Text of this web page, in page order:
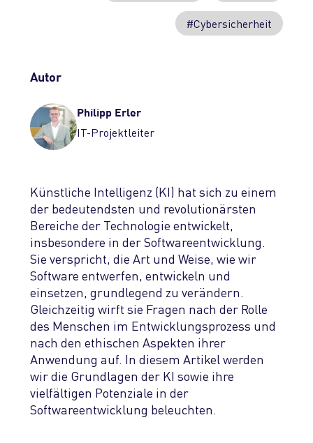
#Cybersicherheit
Autor
Philipp Erler
IT-Projektleiter
Künstliche Intelligenz (KI) hat sich zu einem
der bedeutendsten und revolutionärsten
Bereiche der Technologie entwickelt,
insbesondere in der Softwareentwicklung.
Sie verspricht, die Art und Weise, wie wir
Software entwerfen, entwickeln und
einsetzen, grundlegend zu verändern.
Gleichzeitig wirft sie Fragen nach der Rolle
des Menschen im Entwicklungsprozess und
nach den ethischen Aspekten ihrer
Anwendung auf. In diesem Artikel werden
wir die Grundlagen der KI sowie ihre
vielfältigen Potenziale in der
Softwareentwicklung beleuchten.